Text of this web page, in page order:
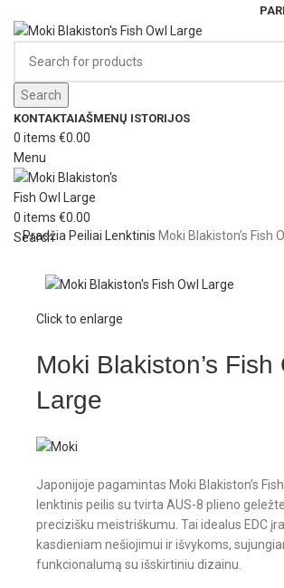
Search
KONTAKTAIAŠMENŲ ISTORIJOS
0 items €0.00
Menu
0 items €0.00
Search
Pradžia Peiliai Lenktinis Moki Blakiston’s Fish
Click to enlarge
Moki Blakiston’s Fish
Large
Japonijoje pagamintas Moki Blakiston’s
lenktinis peilis su tvirta AUS-8 plieno
precizišku meistriškumu. Tai idealus EDC
kasdieniam nešiojimui ir išvykoms,
funkcionalumą su išskirtiniu dizainu.